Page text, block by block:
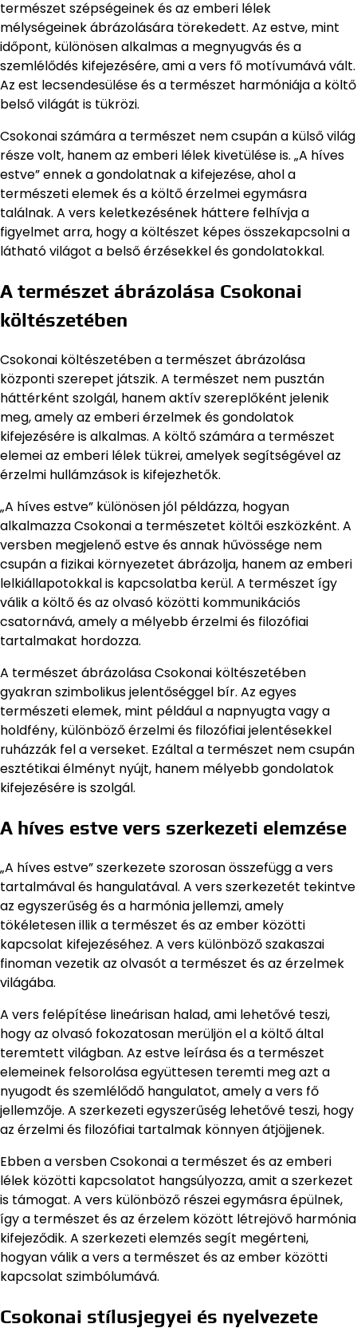
természet szépségeinek és az emberi lélek
mélységeinek ábrázolására törekedett. Az estve, mint
időpont, különösen alkalmas a megnyugvás és a
szemlélődés kifejezésére, ami a vers fő motívumává vált.
Az est lecsendesülése és a természet harmóniája a költő
belső világát is tükrözi.
Csokonai számára a természet nem csupán a külső világ
része volt, hanem az emberi lélek kivetülése is. „A híves
estve” ennek a gondolatnak a kifejezése, ahol a
természeti elemek és a költő érzelmei egymásra
találnak. A vers keletkezésének háttere felhívja a
figyelmet arra, hogy a költészet képes összekapcsolni a
látható világot a belső érzésekkel és gondolatokkal.
A természet ábrázolása Csokonai
költészetében
Csokonai költészetében a természet ábrázolása
központi szerepet játszik. A természet nem pusztán
háttérként szolgál, hanem aktív szereplőként jelenik
meg, amely az emberi érzelmek és gondolatok
kifejezésére is alkalmas. A költő számára a természet
elemei az emberi lélek tükrei, amelyek segítségével az
érzelmi hullámzások is kifejezhetők.
„A híves estve” különösen jól példázza, hogyan
alkalmazza Csokonai a természetet költői eszközként. A
versben megjelenő estve és annak hűvössége nem
csupán a fizikai környezetet ábrázolja, hanem az emberi
lelkiállapotokkal is kapcsolatba kerül. A természet így
válik a költő és az olvasó közötti kommunikációs
csatornává, amely a mélyebb érzelmi és filozófiai
tartalmakat hordozza.
A természet ábrázolása Csokonai költészetében
gyakran szimbolikus jelentőséggel bír. Az egyes
természeti elemek, mint például a napnyugta vagy a
holdfény, különböző érzelmi és filozófiai jelentésekkel
ruházzák fel a verseket. Ezáltal a természet nem csupán
esztétikai élményt nyújt, hanem mélyebb gondolatok
kifejezésére is szolgál.
A híves estve vers szerkezeti elemzése
„A híves estve” szerkezete szorosan összefügg a vers
tartalmával és hangulatával. A vers szerkezetét tekintve
az egyszerűség és a harmónia jellemzi, amely
tökéletesen illik a természet és az ember közötti
kapcsolat kifejezéséhez. A vers különböző szakaszai
finoman vezetik az olvasót a természet és az érzelmek
világába.
A vers felépítése lineárisan halad, ami lehetővé teszi,
hogy az olvasó fokozatosan merüljön el a költő által
teremtett világban. Az estve leírása és a természet
elemeinek felsorolása együttesen teremti meg azt a
nyugodt és szemlélődő hangulatot, amely a vers fő
jellemzője. A szerkezeti egyszerűség lehetővé teszi, hogy
az érzelmi és filozófiai tartalmak könnyen átjöjjenek.
Ebben a versben Csokonai a természet és az emberi
lélek közötti kapcsolatot hangsúlyozza, amit a szerkezet
is támogat. A vers különböző részei egymásra épülnek,
így a természet és az érzelem között létrejövő harmónia
kifejeződik. A szerkezeti elemzés segít megérteni,
hogyan válik a vers a természet és az ember közötti
kapcsolat szimbólumává.
Csokonai stílusjegyei és nyelvezete